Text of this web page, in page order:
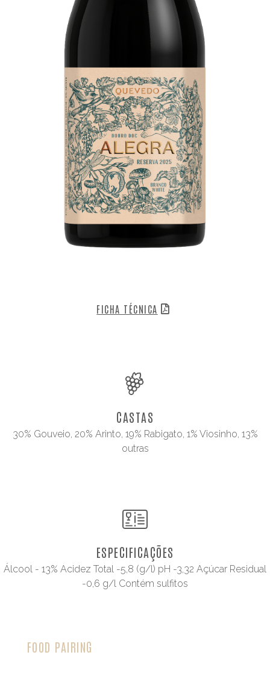
FICHA TÉCNICA
CASTAS
30% Gouveio, 20% Arinto, 19% Rabigato, 1% Viosinho, 13%
outras
ESPECIFICAÇÕES
Álcool - 13% Acidez Total -5,8 (g/l) pH -3,32 Açúcar Residual
-0,6 g/l Contém sulfitos
FOOD PAIRING